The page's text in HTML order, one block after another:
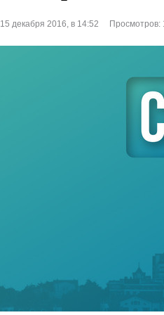
15 декабря 2016, в 14:52 Просмотров: